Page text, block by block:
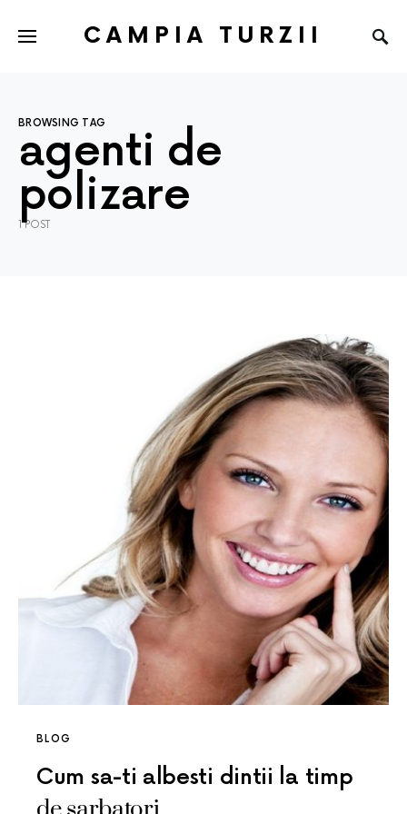
CAMPIA TURZII
BROWSING TAG
agenti de
polizare
1 POST
BLOG
Cum sa-ti albesti dintii la timp